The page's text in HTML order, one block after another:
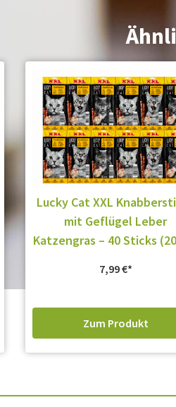
Lucky Cat XXL
mit Geflügel Leber
Katzengras – 40 Sticks
7,99€
Zum Produkt